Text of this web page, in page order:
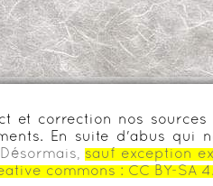
et correction nos
En suite d'abus qui
Désormais, sauf exception
commons : CC BY-SA